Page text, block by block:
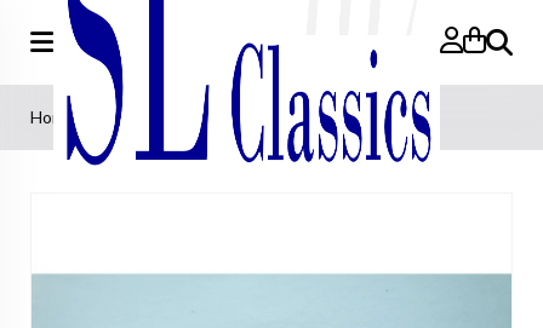
Zoeken
Home Stikker Air conditioning SAE J 639